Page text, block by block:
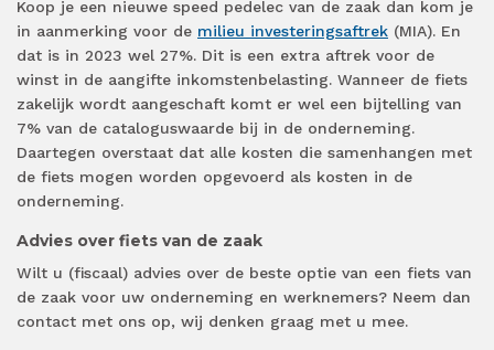
Koop je een nieuwe speed pedelec van de zaak dan kom je
in aanmerking voor de milieu investeringsaftrek (MIA). En
dat is in 2023 wel 27%. Dit is een extra aftrek voor de
winst in de aangifte inkomstenbelasting. Wanneer de fiets
zakelijk wordt aangeschaft komt er wel een bijtelling van
7% van de cataloguswaarde bij in de onderneming.
Daartegen overstaat dat alle kosten die samenhangen met
de fiets mogen worden opgevoerd als kosten in de
onderneming.
Advies over fiets van de zaak
Wilt u (fiscaal) advies over de beste optie van een fiets van
de zaak voor uw onderneming en werknemers? Neem dan
contact met ons op, wij denken graag met u mee.